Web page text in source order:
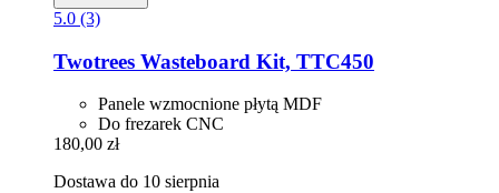
5.0 (3)
Twotrees Wasteboard Kit, TTC450
Panele wzmocnione płytą MDF
Do frezarek CNC
180,00 zł
Dostawa do 10 sierpnia